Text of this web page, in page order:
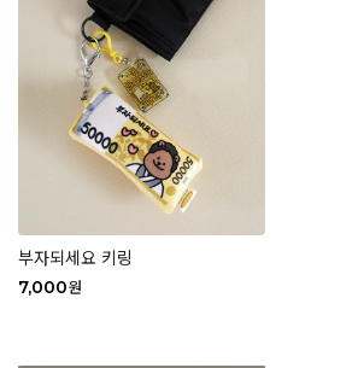
부자되세요 키링
7,000원